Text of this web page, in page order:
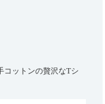
コットンの贅沢なTシ